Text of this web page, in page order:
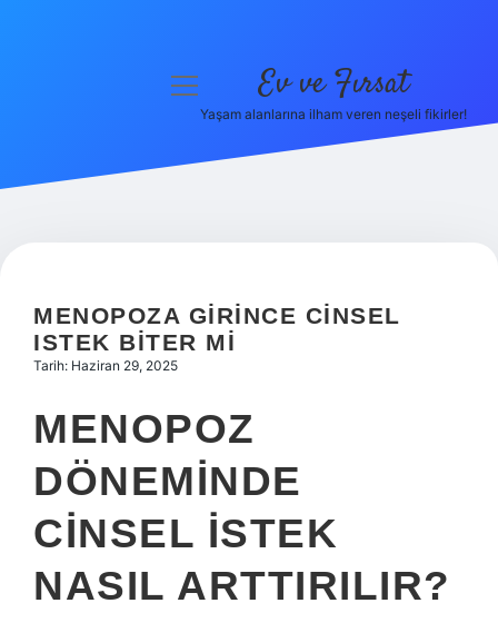
Hakkımızda
menüyü
Ev ve Fırsat
Yaşam alanlarına ilham veren neşeli fikirler!
MENOPOZA GIRINCE CINSEL
ISTEK BITER MI
Tarih: Haziran 29, 2025
MENOPOZ
DÖNEMINDE
CINSEL ISTEK
NASIL ARTTIRILIR?